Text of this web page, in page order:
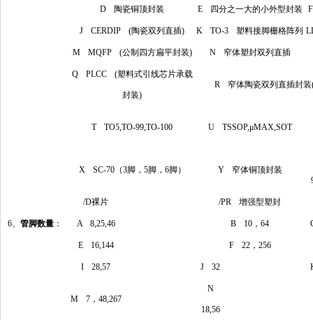
D 陶瓷铜顶封装 E 四分之一大的小外型封装
J CERDIP (陶瓷双列直插) K TO-3 塑料接脚栅格阵列
M MQFP (公制四方扁平封装) N 窄体塑封双列直插
Q PLCC (塑料式引线芯片承载
封装)
R 窄体陶瓷双列直插封装
T TO5,TO-99,TO-100 U TSSOP,μMAX,SOT
X SC-70（3脚，5脚，6脚）
Y 窄体铜顶封装
/D裸片 /PR 增强型塑封
6、 管脚数量 ： A 8,25,46 B 10，64
E 16,144 F 22，256
I 28,57 J 32
M 7，48,267
N
18,56